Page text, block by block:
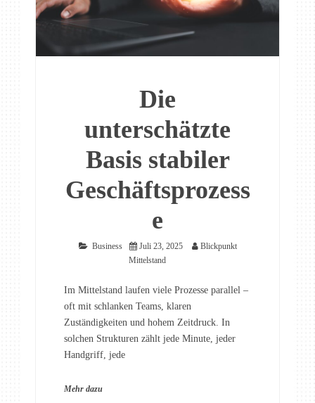
Die
unterschätzte
Basis stabiler
Geschäftsprozess
e
Business Juli 23, 2025
Blickpunkt
Mittelstand
Im Mittelstand laufen viele Prozesse parallel –
oft mit schlanken Teams, klaren
Zuständigkeiten und hohem Zeitdruck. In
solchen Strukturen zählt jede Minute, jeder
Handgriff, jede
Mehr dazu